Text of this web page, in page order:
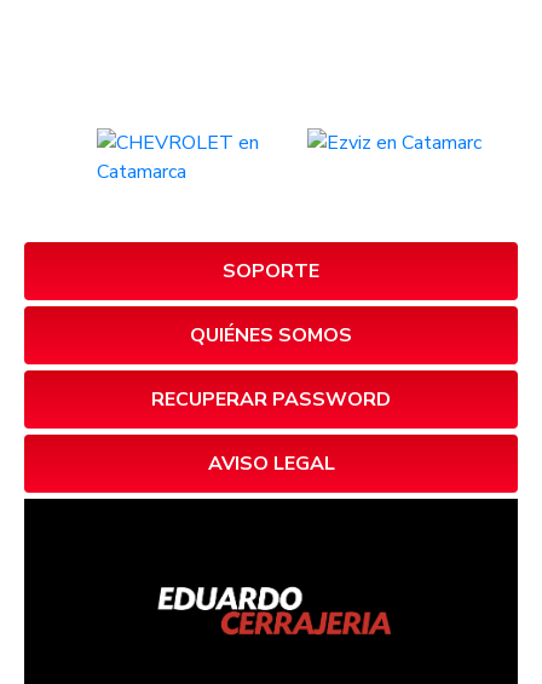
SOPORTE
QUIÉNES SOMOS
RECUPERAR PASSWORD
AVISO LEGAL